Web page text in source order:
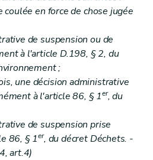
coulée en force de chose jugée
de suspension ou de
à l'article D.198, § 2, du
;
une décision administrative
à l'article 86, § 1er, du
de suspension prise
86, § 1er, du décret Déchets. -
art.4)